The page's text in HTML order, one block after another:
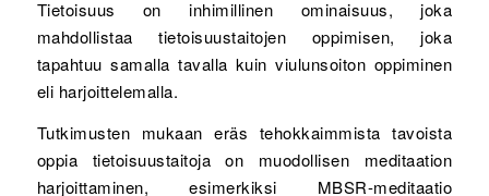
Tietoisuus on inhimillinen ominaisuus, joka
mahdollistaa tietoisuustaitojen oppimisen, joka
tapahtuu samalla tavalla kuin viulunsoiton oppiminen
eli harjoittelemalla.
Tutkimusten mukaan eräs tehokkaimmista tavoista
oppia tietoisuustaitoja on muodollisen meditaation
harjoittaminen, esimerkiksi MBSR-meditaatio